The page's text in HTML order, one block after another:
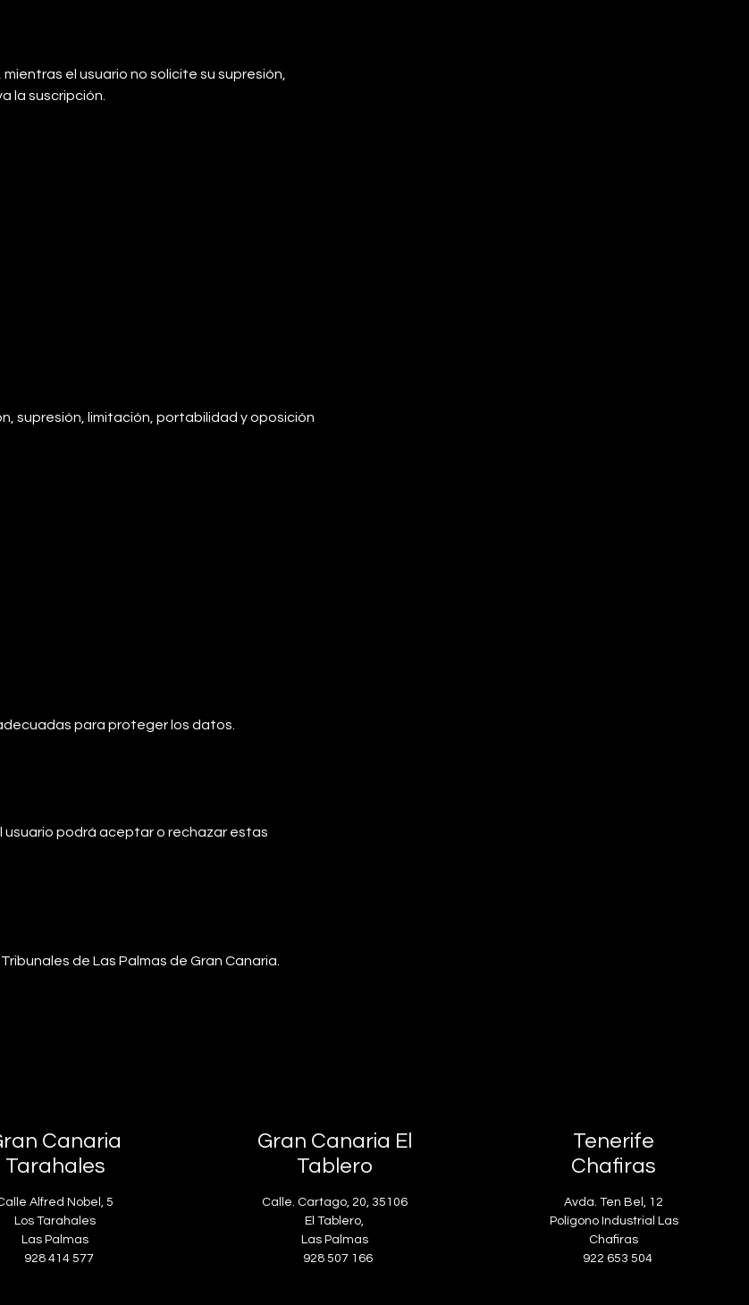
el usuario no solicite su supresión,
la suscripción.
supresión, limitación, portabilidad y oposición
para proteger los datos.
usuario podrá aceptar o rechazar estas
de Las Palmas de Gran Canaria.
Canaria
Tarahales
Alfred Nobel, 5
Los Tarahales
Las Palmas
928 414 577
Gran Canaria El
Tablero
Calle. Cartago, 20, 35106
El Tablero,
Las Palmas
928 507 166
Tenerife
Chafiras
Avda. Ten Bel, 12
Polígono Industrial Las
Chafiras
922 653 504